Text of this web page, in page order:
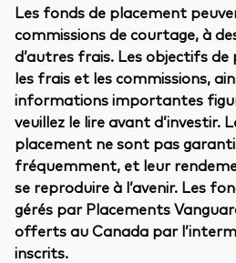
Les fonds de placement
commissions de courtage, à
d’autres frais. Les objectifs de
les frais et les commissions,
informations importantes
veuillez le lire avant d’investir.
placement ne sont pas
fréquemment, et leur
se reproduire à l’avenir. Les
gérés par Placements
offerts au Canada par
inscrits.